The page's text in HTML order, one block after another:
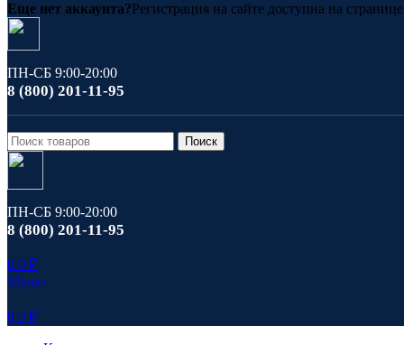
Еще нет аккаунта?Регистрация на сайте доступна на
ПН-СБ 9:00-20:00
8 (800) 201-11-95
Поиск
ПН-СБ 9:00-20:00
8 (800) 201-11-95
0 0 ₽
Меню
0 0 ₽